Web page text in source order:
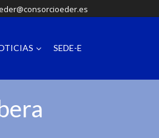
SEDE-E